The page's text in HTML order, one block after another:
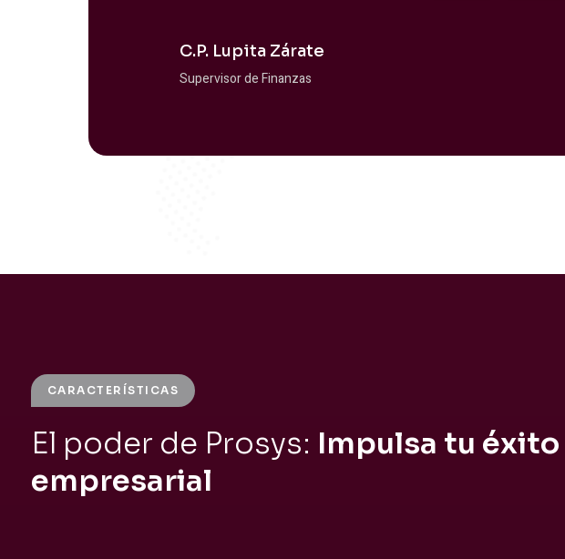
C.P. Lupita Zárate
Supervisor de Finanzas
CARACTERÍSTICAS
El poder de Prosys: Impulsa tu éxito
empresarial